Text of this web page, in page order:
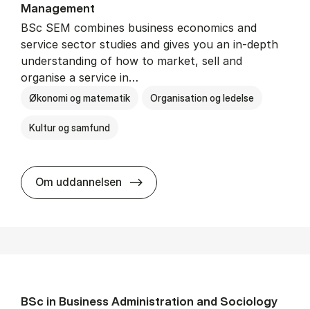
Man­age­ment
BSc SEM combines business economics and
service sector studies and gives you an in-depth
understanding of how to market, sell and
organise a service in…
Økonomi og matematik Organisation og ledelse
Kultur og samfund
Om uddannelsen BSc in Busi­ness Ad­min­is­tra­tion
BSc in Busi­ness Ad­min­is­tra­tion and So­ci­ology